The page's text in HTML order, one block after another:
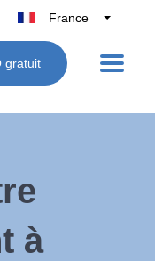
France
Belgique
België
gratuit
à